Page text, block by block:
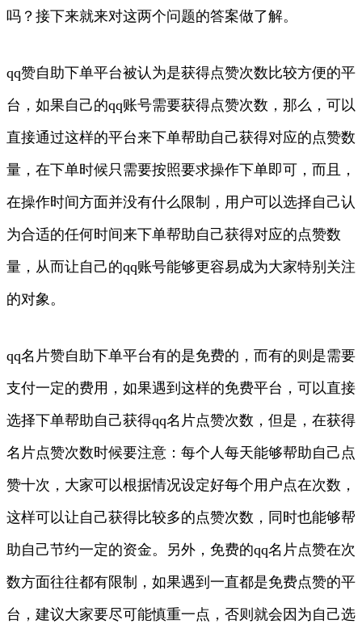
吗？接下来就来对这两个问题的答案做了解。
qq赞自助下单平台被认为是获得点赞次数比较方便的平
台，如果自己的qq账号需要获得点赞次数，那么，可以
直接通过这样的平台来下单帮助自己获得对应的点赞数
量，在下单时候只需要按照要求操作下单即可，而且，
在操作时间方面并没有什么限制，用户可以选择自己认
为合适的任何时间来下单帮助自己获得对应的点赞数
量，从而让自己的qq账号能够更容易成为大家特别关注
的对象。
qq名片赞自助下单平台有的是免费的，而有的则是需要
支付一定的费用，如果遇到这样的免费平台，可以直接
选择下单帮助自己获得qq名片点赞次数，但是，在获得
名片点赞次数时候要注意：每个人每天能够帮助自己点
赞十次，大家可以根据情况设定好每个用户点在次数，
这样可以让自己获得比较多的点赞次数，同时也能够帮
助自己节约一定的资金。另外，免费的qq名片点赞在次
数方面往往都有限制，如果遇到一直都是免费点赞的平
台，建议大家要尽可能慎重一点，否则就会因为自己选